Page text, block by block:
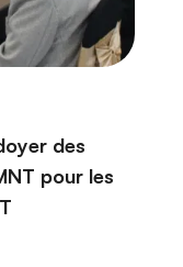
des
pour les